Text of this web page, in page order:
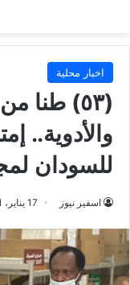
اخبار محلية
(٥٣) طنا
والأدوية..
للسودان
اسفير نيوز 17 يناير، 2021